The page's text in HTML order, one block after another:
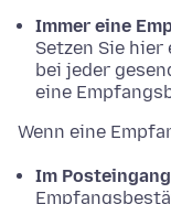
Immer eine
Setzen Sie
bei jeder
eine
Wenn eine
Im